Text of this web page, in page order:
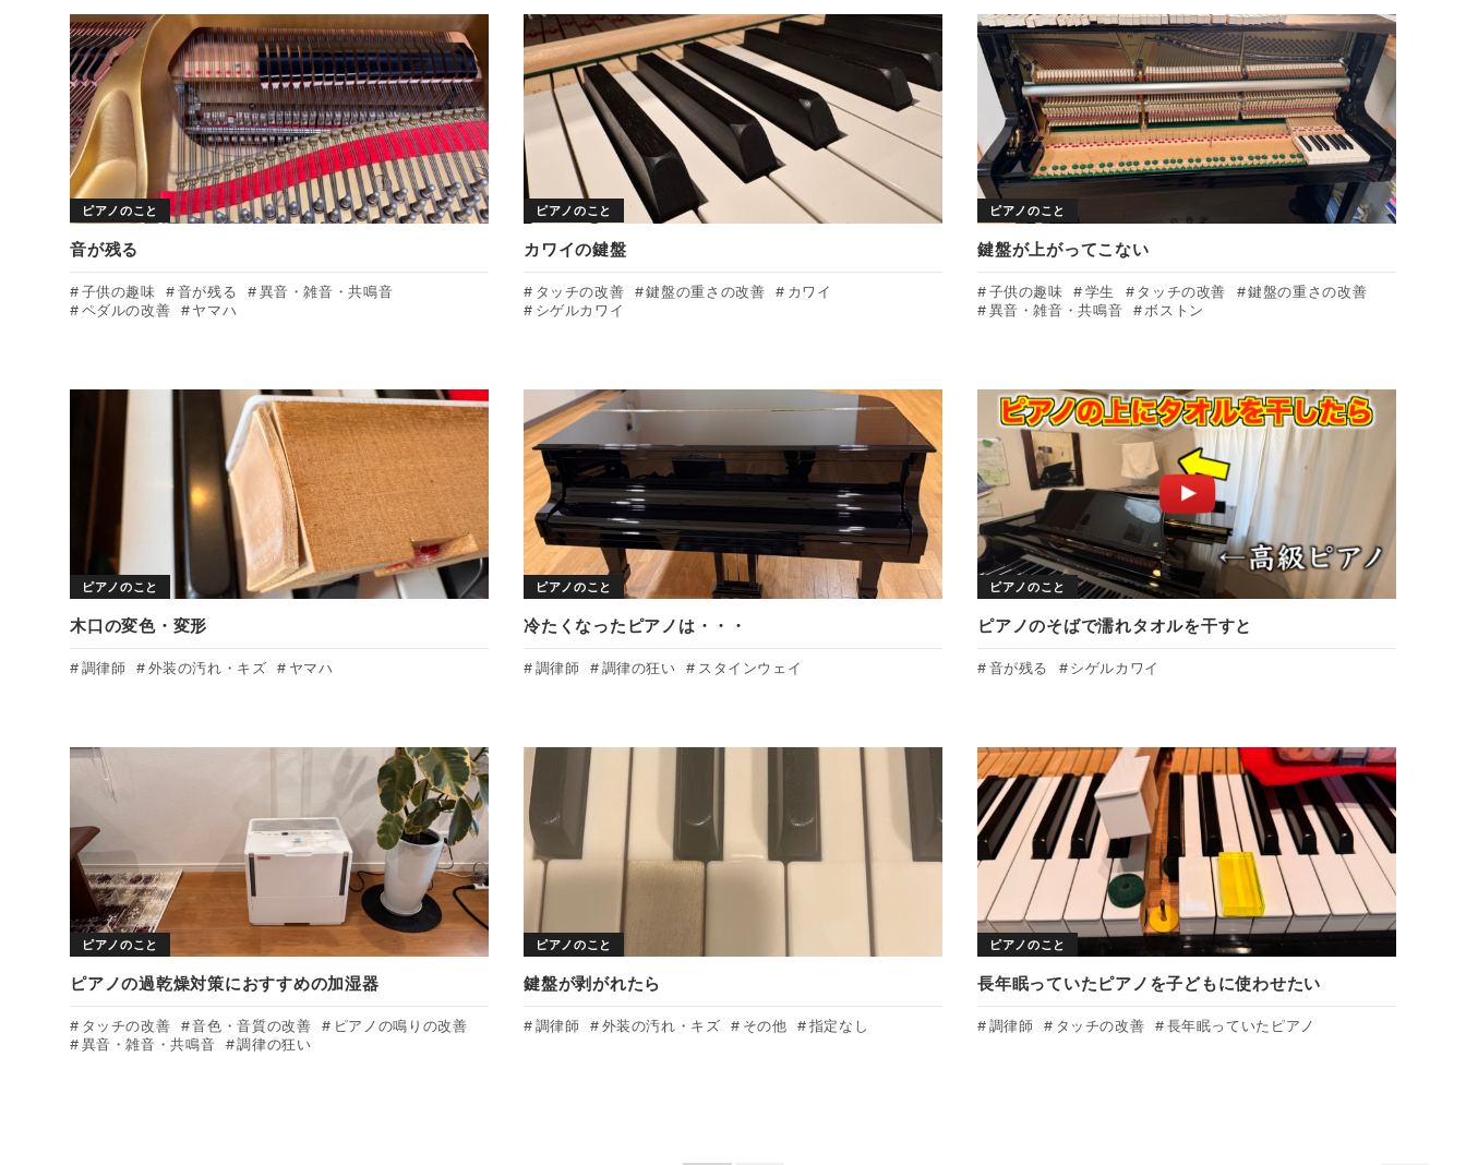
ピアノのこと
音が残る
子供の趣味 音が残る
異音・雑音・共鳴音
ペダルの改善
ヤマハ
ピアノのこと
カワイの鍵盤
タッチの改善 鍵盤の重さの改善
カワイ
シゲルカワイ
ピアノのこと
鍵盤が上がってこない
子供の趣味 学生 タッチの改善
鍵盤の重さの改善
異音・雑音・共鳴音
ボストン
ピアノのこと
木口の変色・変形
調律師 外装の汚れ・キズ ヤマハ
ピアノのこと
冷たくなったピアノは・・・
調律師 調律の狂い スタインウェイ
ピアノのこと
ピアノのそばで濡れタオルを干すと
音が残る シゲルカワイ
ピアノのこと
ピアノの過乾燥対策におすすめの加湿器
タッチの改善 音色・音質の改善
ピアノの鳴りの改善
異音・雑音・共鳴音
調律の狂い
ピアノのこと
鍵盤が剥がれたら
調律師 外装の汚れ・キズ その他 指定なし
ピアノのこと
長年眠っていたピアノを子どもに使わせたい
調律師 タッチの改善 長年眠っていたピアノ